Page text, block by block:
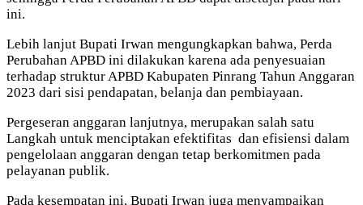
ini.
Lebih lanjut Bupati Irwan mengungkapkan bahwa, Perda
Perubahan APBD ini dilakukan karena ada penyesuaian
terhadap struktur APBD Kabupaten Pinrang Tahun Anggaran
2023 dari sisi pendapatan, belanja dan pembiayaan.
Pergeseran anggaran lanjutnya, merupakan salah satu
Langkah untuk menciptakan efektifitas dan efisiensi dalam
pengelolaan anggaran dengan tetap berkomitmen pada
pelayanan publik.
Pada kesempatan ini, Bupati Irwan juga menyampaikan